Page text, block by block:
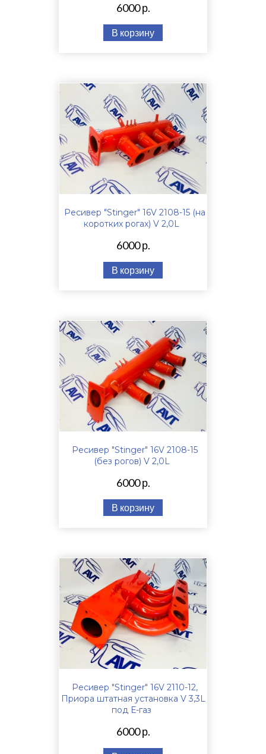
6000 р.
В корзину
Ресивер "Stinger" 16V 2108-15 (на
коротких рогах) V 2,0L
6000 р.
В корзину
Ресивер "Stinger" 16V 2108-15
(без рогов) V 2,0L
6000 р.
В корзину
Ресивер "Stinger" 16V 2110-12,
Приора штатная установка V 3,3L
под Е-газ
6000 р.